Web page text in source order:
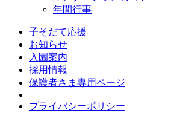
年間行事
子そだて応援
お知らせ
入園案内
採用情報
保護者さま専用ページ
プライバシーポリシー